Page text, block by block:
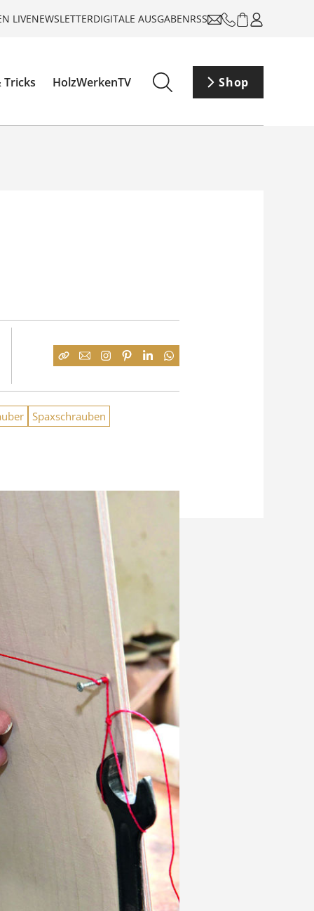
LIVENEWSLETTERDIGITALE AUSGABENRSS
Tricks HolzWerkenTV Shop
Spaxschrauben